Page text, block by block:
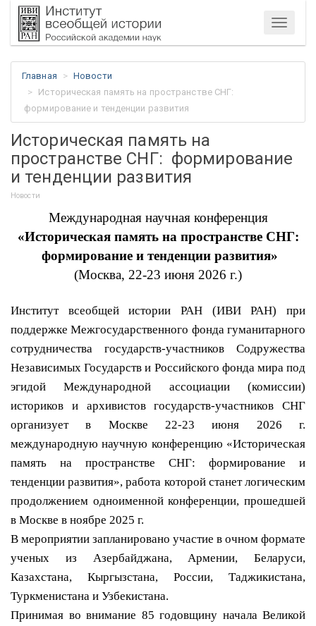
Меню
Главная
Новости
Историческая память на пространстве СНГ:
формирование и тенденции развития
Историческая память на
пространстве СНГ: формирование
и тенденции развития
Новости
Международная научная конференция
«Историческая память на пространстве СНГ:
формирование и тенденции развития»
(Москва, 22-23 июня 2026 г.)
Институт всеобщей истории РАН (ИВИ РАН) при
поддержке Межгосударственного фонда гуманитарного
сотрудничества государств-участников Содружества
Независимых Государств и Российского фонда мира под
эгидой Международной ассоциации (комиссии)
историков и архивистов государств-участников СНГ
организует в Москве 22-23 июня 2026 г.
международную научную конференцию «Историческая
память на пространстве СНГ: формирование и
тенденции развития», работа которой станет логическим
продолжением одноименной конференции, прошедшей
в Москве в ноябре 2025 г.
В мероприятии запланировано участие в очном формате
ученых из Азербайджана, Армении, Беларуси,
Казахстана, Кыргызстана, России, Таджикистана,
Туркменистана и Узбекистана.
Принимая во внимание 85 годовщину начала Великой